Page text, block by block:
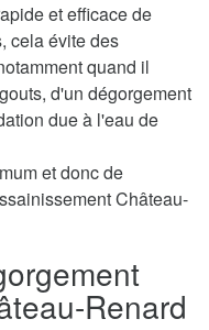
et efficace de
cela évite des
quand il
d'un dégorgement
due à l'eau de
et donc de
Château-
Renard